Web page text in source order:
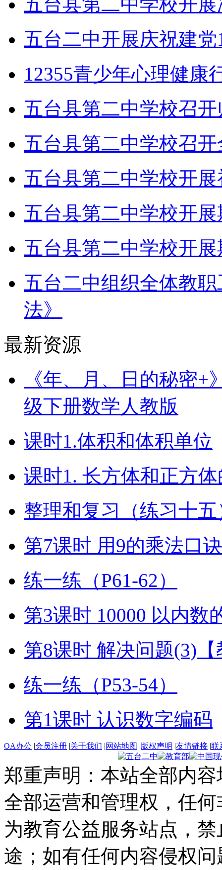
五台二中开展庆祝建
12355青少年心理健康
五台县第二中学校召
五台县第二中学校召
五台县第二中学校开
五台县第二中学校开
五台县第二中学校开
五台二中组织全体教
法》
最新资源
《年、月、日的秘密+
级下册数学人教版
课时1.体积和体积单位
课时1. 长方体和正方
整理和复习（练习十五
第7课时 用9的乘法口
练一练（P61-62）
第3课时 10000 以内数
第8课时 解决问题(3)
练一练（P53-54）
第1课时 认识数字编码
OA办公 |会员注册 |关于我们 |网站地图 |版权声明 |友情链接 |联
郑重声明：本站全部内
全部运营和管理权，任
为教育公益服务站点，
途；如有任何内容侵权